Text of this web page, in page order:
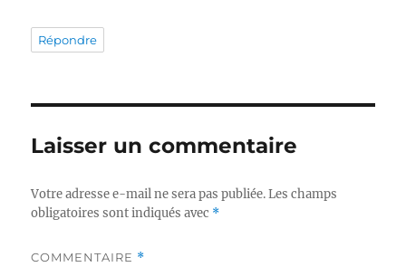
Répondre
Laisser un commentaire
Votre adresse e-mail ne sera pas publiée. Les champs
obligatoires sont indiqués avec *
COMMENTAIRE *